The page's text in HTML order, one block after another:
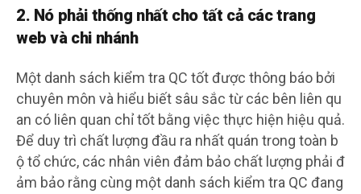
2. Nó phải thống nhất cho tất cả các trang
web và chi nhánh
Một danh sách kiểm tra QC tốt được thông báo bởi
chuyên môn và hiểu biết sâu sắc từ các bên liên qu
an có liên quan chỉ tốt bằng việc thực hiện hiệu quả.
Để duy trì chất lượng đầu ra nhất quán trong toàn b
ộ tổ chức, các nhân viên đảm bảo chất lượng phải đ
ảm bảo rằng cùng một danh sách kiểm tra QC đang